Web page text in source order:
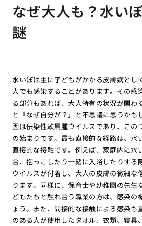
なぜ大人も？水い
謎
水いぼは主に子どもがかかる皮膚病とし
人でも感染することがあります。その感
る部分もあれば、大人特有の状況が関わ
と「なぜ自分が？」と不思議に思うかも
因は伝染性軟属腫ウイルスであり、この
の始まりです。最も直接的な経路は、水
直接的な接触です。例えば、家庭内に水
合、抱っこしたり一緒に入浴したりする
ウイルスが付着し、大人の皮膚の微細な
ります。同様に、保育士や幼稚園の先生
どもたちと触れ合う職業の方は、感染の
ょう。また、間接的な接触による感染も
のある人が使用したタオル、衣類、寝具